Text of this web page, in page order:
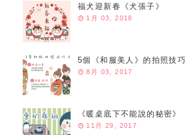
福犬迎新春《犬張子》
1月 03, 2018
5個《和服美人》的拍照技巧
8月 03, 2017
《暖桌底下不能說的秘密》
11月 29, 2017